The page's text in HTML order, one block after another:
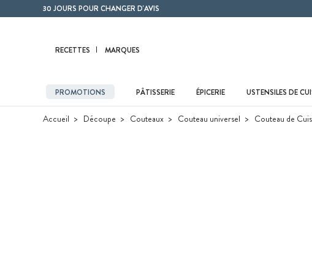
Contenu principal30 JOURS POUR CHANGER D'AVIS
RECETTES MARQUES
PROMOTIONS PÂTISSERIE ÉPICERIE USTENSILES DE
Accueil Découpe Couteaux Couteau universel Couteau de